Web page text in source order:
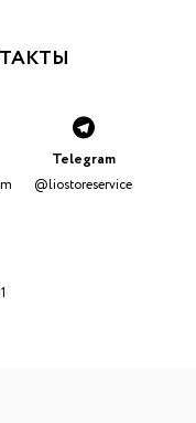
Telegram
@liostoreservice